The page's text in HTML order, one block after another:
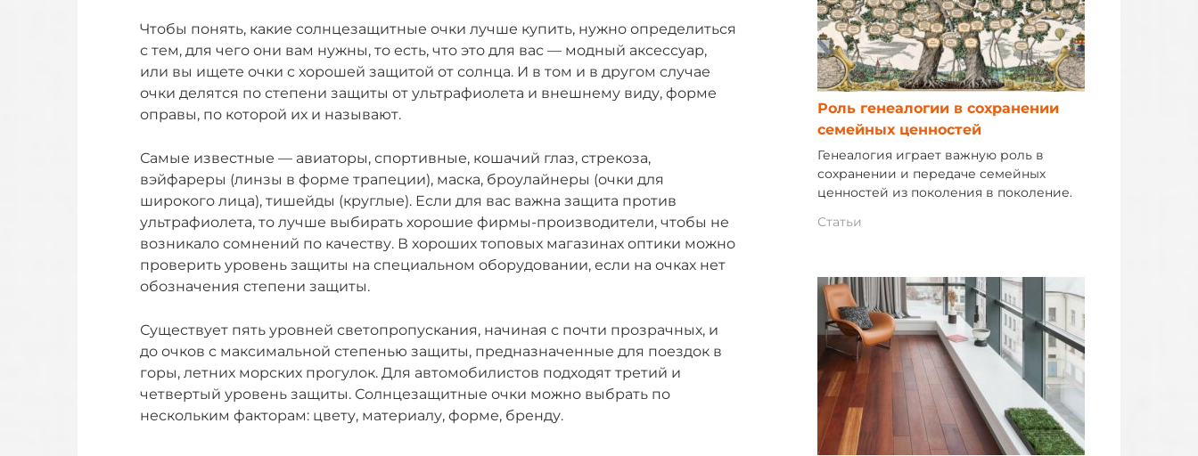
Чтобы понять, какие солнцезащитные очки лучше купить, нужно определиться
с тем, для чего они вам нужны, то есть, что это для вас — модный аксессуар,
или вы ищете очки с хорошей защитой от солнца. И в том и в другом случае
очки делятся по степени защиты от ультрафиолета и внешнему виду, форме
оправы, по которой их и называют.
Самые известные — авиаторы, спортивные, кошачий глаз, стрекоза,
вэйфареры (линзы в форме трапеции), маска, броулайнеры (очки для
широкого лица), тишейды (круглые). Если для вас важна защита против
ультрафиолета, то лучше выбирать хорошие фирмы-производители, чтобы не
возникало сомнений по качеству. В хороших топовых магазинах оптики можно
проверить уровень защиты на специальном оборудовании, если на очках нет
обозначения степени защиты.
Существует пять уровней светопропускания, начиная с почти прозрачных, и
до очков с максимальной степенью защиты, предназначенные для поездок в
горы, летних морских прогулок. Для автомобилистов подходят третий и
четвертый уровень защиты. Солнцезащитные очки можно выбрать по
нескольким факторам: цвету, материалу, форме, бренду.
Роль генеалогии в сохранении
семейных ценностей
Генеалогия играет важную роль в
сохранении и передаче семейных
ценностей из поколения в поколение.
Статьи